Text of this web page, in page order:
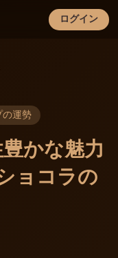
ログイン
×
の運勢
かな魅力
ョコラの